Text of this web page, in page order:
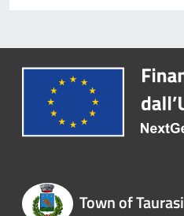
Town of Taurasi